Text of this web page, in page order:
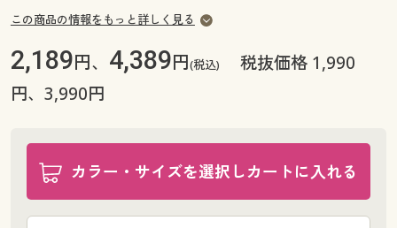
ご利用ガイド
よくある質問とお問い合わせ
よくある質問とお問い合わせ
この商品の情報をもっと詳しく見る
2,189円、 4,389円(税込)
税抜価格 1,990
円、3,990円
カラー・サイズを選択しカートに入れる